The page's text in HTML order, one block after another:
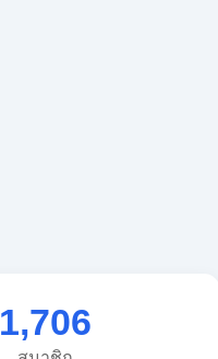
1,706
สมาชิก